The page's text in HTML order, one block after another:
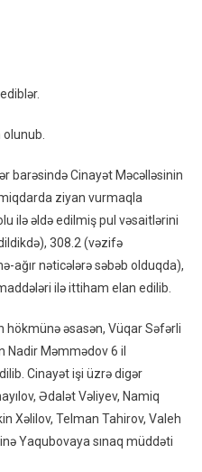
barəsində Cinayət Məcəlləsinin
ziyan vurmaqla
ilə əldə edilmiş pul vəsaitlərini
308.2 (vəzifə
ağır nəticələrə səbəb olduqda),
ilə ittiham elan edilib.
hökmünə əsasən, Vüqar Səfərli
Nadir Məmmədov 6 il
Cinayət işi üzrə digər
Ədalət Vəliyev, Namiq
Xəlilov, Telman Tahirov, Valeh
Yaqubovaya sınaq müddəti